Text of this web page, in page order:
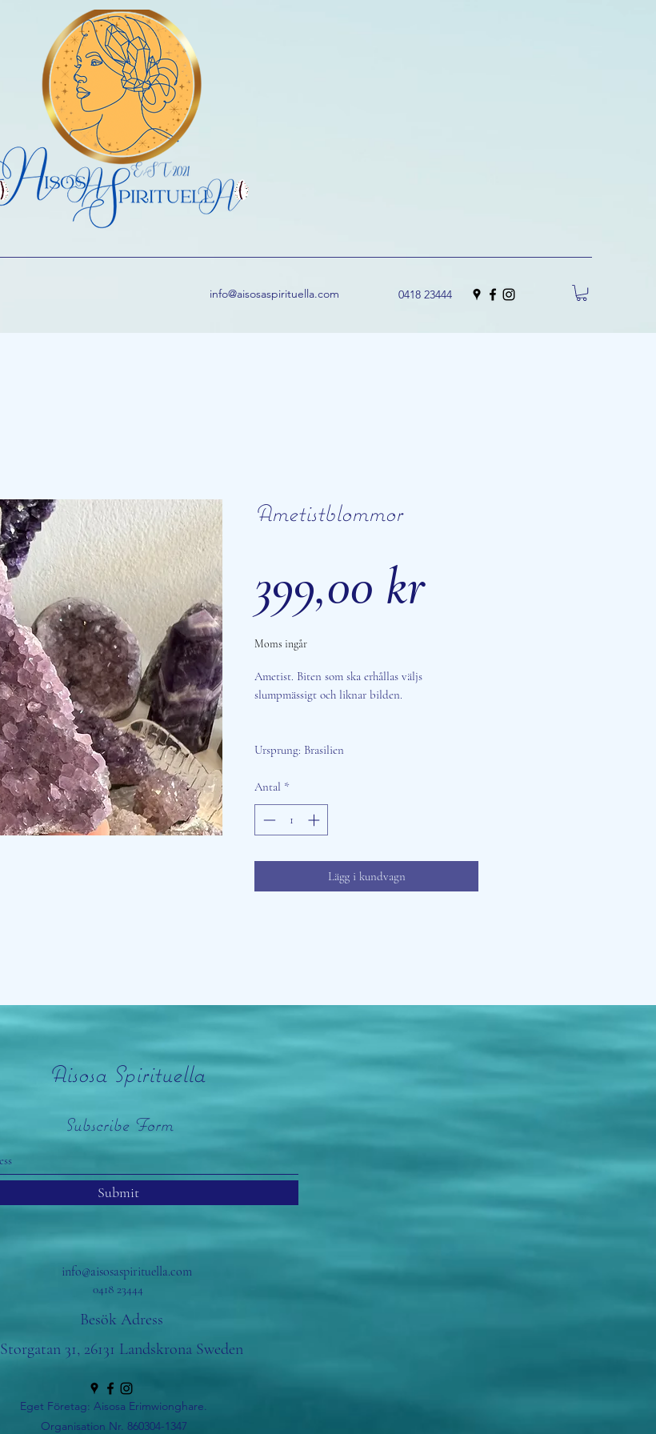
info@aisosaspirituella.com 0418 23444
Ametistblommor
399,00 krPris
Moms ingår
Ametist. Biten som ska erhållas väljs
slumpmässigt och liknar bilden.
Ursprung: Brasilien
Antal *
Lägg i kundvagn
Aisosa Spirituella
Subscribe Form
Submit
info@aisosaspirituella.com
0418 23444
Besök Adress
Storgatan 31, 26131 Landskrona Sweden
Eget Företag: Aisosa Erimwionghare.
Organisation Nr. 860304-1347